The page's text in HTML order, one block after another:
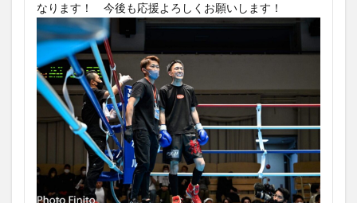
なります！ 今後も応援よろしくお願いします！